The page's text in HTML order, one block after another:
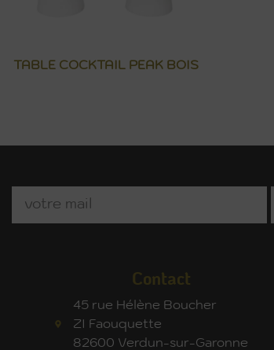
TABLE COCKTAIL PEAK BOIS
Contact
45 rue Hélène Boucher
ZI Faouquette
82600 Verdun-sur-Garonne